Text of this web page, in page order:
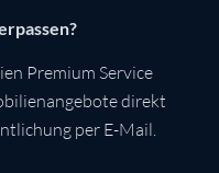
Premium Service
direkt
per E-Mail.